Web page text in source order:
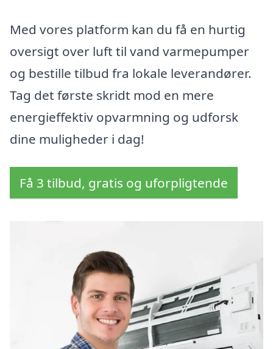
Med vores platform kan du få en hurtig
oversigt over luft til vand varmepumper
og bestille tilbud fra lokale leverandører.
Tag det første skridt mod en mere
energieffektiv opvarmning og udforsk
dine muligheder i dag!
Få 3 tilbud, gratis og uforpligtende